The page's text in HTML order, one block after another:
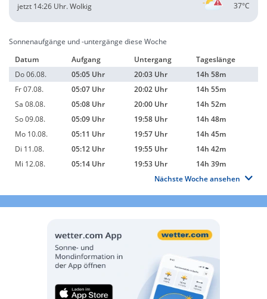
37°C
jetzt 14:26 Uhr.Wolkig
Sonnenaufgänge und -untergänge diese Woche
Datum
Aufgang Untergang
Tageslänge
Do 06.08.
05:05 Uhr 20:03 Uhr
14h 58m
Fr 07.08.
05:07 Uhr 20:02 Uhr
14h 55m
Sa 08.08.
05:08 Uhr 20:00 Uhr
14h 52m
So 09.08.
05:09 Uhr 19:58 Uhr
14h 48m
Mo 10.08.
05:11 Uhr 19:57 Uhr
14h 45m
Di 11.08.
05:12 Uhr 19:55 Uhr
14h 42m
Mi 12.08.
05:14 Uhr 19:53 Uhr
14h 39m
Nächste Woche ansehen